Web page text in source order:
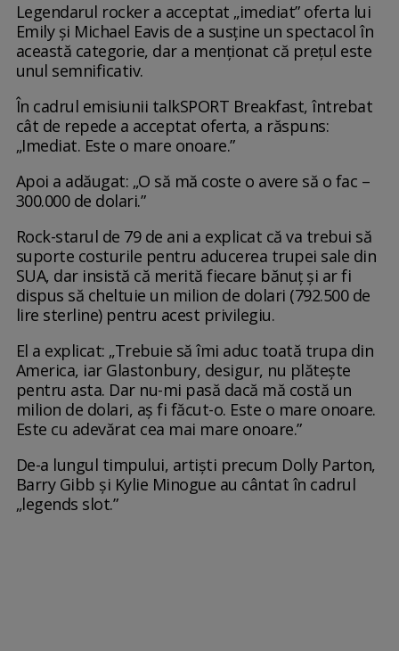
Legendarul rocker a acceptat „imediat” oferta lui
Emily și Michael Eavis de a susține un spectacol în
această categorie, dar a menționat că prețul este
unul semnificativ.
În cadrul emisiunii talkSPORT Breakfast, întrebat
cât de repede a acceptat oferta, a răspuns:
„Imediat. Este o mare onoare.”
Apoi a adăugat: „O să mă coste o avere să o fac –
300.000 de dolari.”
Rock-starul de 79 de ani a explicat că va trebui să
suporte costurile pentru aducerea trupei sale din
SUA, dar insistă că merită fiecare bănuț și ar fi
dispus să cheltuie un milion de dolari (792.500 de
lire sterline) pentru acest privilegiu.
El a explicat: „Trebuie să îmi aduc toată trupa din
America, iar Glastonbury, desigur, nu plătește
pentru asta. Dar nu-mi pasă dacă mă costă un
milion de dolari, aș fi făcut-o. Este o mare onoare.
Este cu adevărat cea mai mare onoare.”
De-a lungul timpului, artiști precum Dolly Parton,
Barry Gibb și Kylie Minogue au cântat în cadrul
„legends slot.”